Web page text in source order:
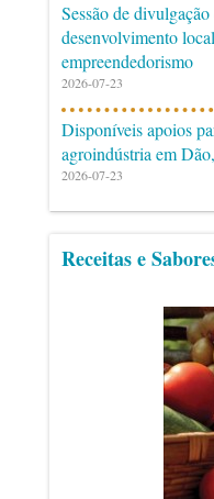
Sessão de
desenvolvimento
empreendedorismo
2026-07-23
Disponíveis apoios
agroindústria em
2026-07-23
Receitas e